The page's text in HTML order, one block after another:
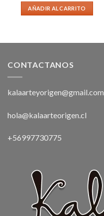
AÑADIR AL CARRITO
CONTACTANOS
kalaarteyorigen@gmail.com
hola@kalaarteorigen.cl
+56997730775